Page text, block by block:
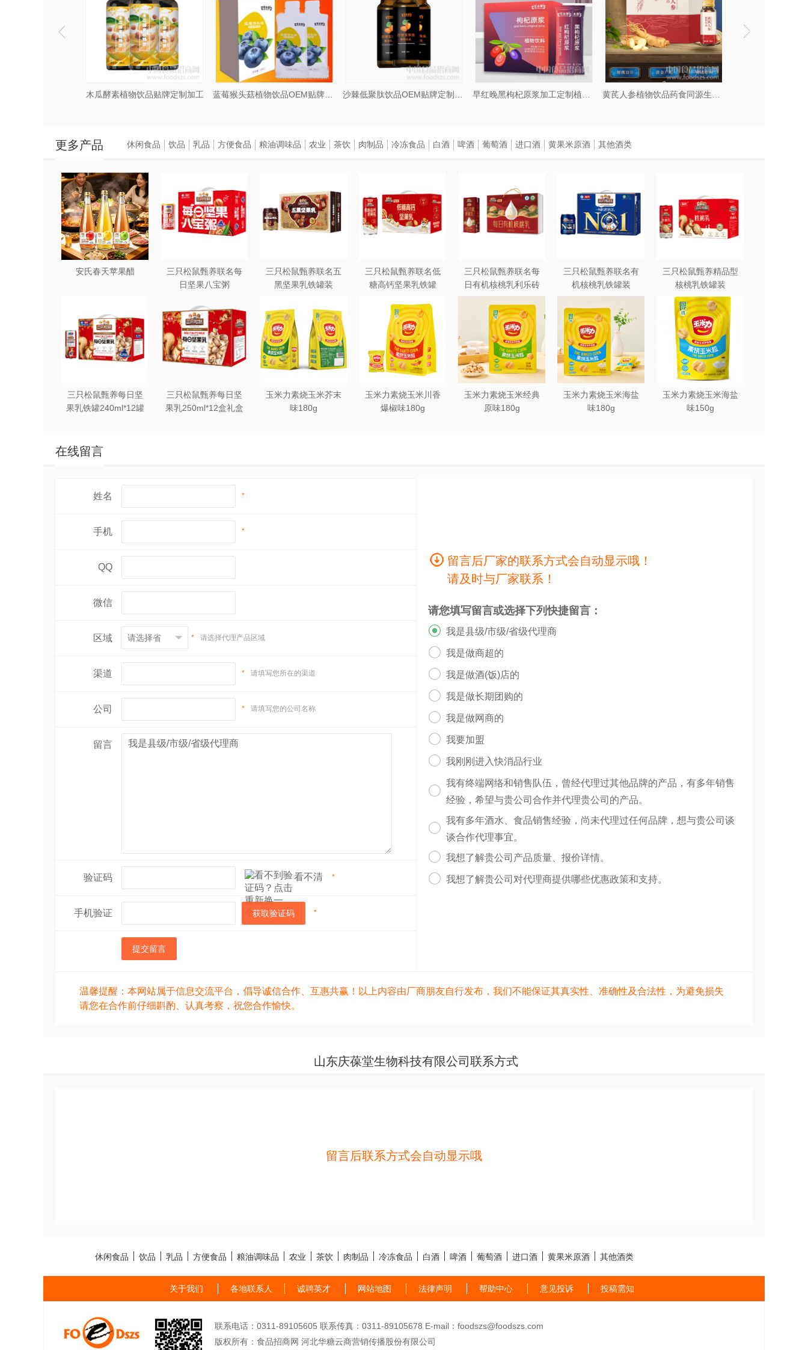
木瓜酵素植物饮品贴牌定制加工 蓝莓猴头菇植物饮品OEM贴牌定制加工 沙棘低聚肽饮品OEM贴牌定制加工山东济宁 早红晚黑枸杞原浆加工定制植物饮品源头工厂 黄芪人参植物饮品药食同源生产山东庆葆堂
更多产品
安氏春天苹果醋
三只松鼠甄养联名每
日坚果八宝粥
三只松鼠甄养联名五
黑坚果乳铁罐装
三只松鼠甄养联名低
糖高钙坚果乳铁罐
三只松鼠甄养联名每
日有机核桃乳利乐砖
250ml*12盒木盒装
三只松鼠甄养联名有
机核桃乳铁罐装
240ml*12罐礼盒
三只松鼠甄养精品型
核桃乳铁罐装
240ml*12罐
三只松鼠甄养每日坚
果乳铁罐240ml*12罐
三只松鼠甄养每日坚
果乳250ml*12盒礼盒
玉米力素烧玉米芥末
味180g
玉米力素烧玉米川香
爆椒味180g
玉米力素烧玉米经典
原味180g
玉米力素烧玉米海盐
味180g
玉米力素烧玉米海盐
味150g
休闲食品 饮品 乳品 方便食品 粮油调味品 农业 茶饮 肉制品 冷冻食品 白酒 啤酒 葡萄酒 进口酒 黄果米原酒 其他酒类
在线留言
姓名 *
手机 *
QQ
微信
区域 * 请选择代理产品区域
渠道 * 请填写您所在的渠道
公司 * 请填写您的公司名称
留言
验证码 看不清 *
手机验证 获取验证码 *
提交留言
留言后厂家的联系方式会自动显示哦！
请及时与厂家联系！
请您填写留言或选择下列快捷留言：
 我是县级/市级/省级代理商
 我是做商超的
 我是做酒(饭)店的
 我是做长期团购的
 我是做网商的
 我要加盟
 我刚刚进入快消品行业

我有终端网络和销售队伍，曾经代理过其他品牌的产品，有多年销售
经验，希望与贵公司合作并代理贵公司的产品。

我有多年酒水、食品销售经验，尚未代理过任何品牌，想与贵公司谈
谈合作代理事宜。
 我想了解贵公司产品质量、报价详情。
 我想了解贵公司对代理商提供哪些优惠政策和支持。
温馨提醒：本网站属于信息交流平台，倡导诚信合作、互惠共赢！以上内容由厂商朋友自行发布，我们不能保证其真实性、准确性及合法性，为避免损失
请您在合作前仔细斟酌、认真考察，祝您合作愉快。
山东庆葆堂生物科技有限公司联系方式
留言后联系方式会自动显示哦
休闲食品 饮品 乳品 方便食品 粮油调味品 农业 茶饮 肉制品 冷冻食品 白酒 啤酒 葡萄酒 进口酒 黄果米原酒 其他酒类
关于我们 各地联系人 诚聘英才 网站地图 法律声明 帮助中心 意见投诉 投稿需知
联系电话：0311-89105605 联系传真：0311-89105678 E-mail：foodszs@foodszs.com
版权所有：食品招商网 河北华糖云商营销传播股份有限公司